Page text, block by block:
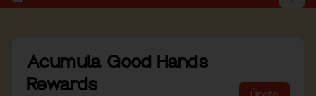
Acumula Good Hands
Rewards